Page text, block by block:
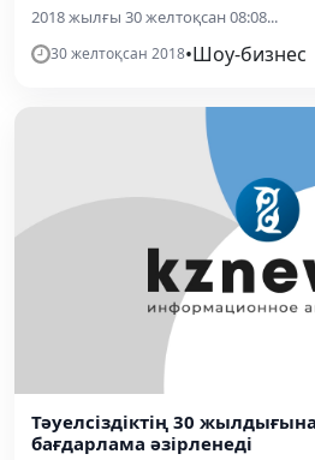
2018 жылғы 30 желтоқсан 08:08...
30 желтоқсан 2018•Шоу-бизнес
Тәуелсіздіктің 30
бағдарлама әзірленеді